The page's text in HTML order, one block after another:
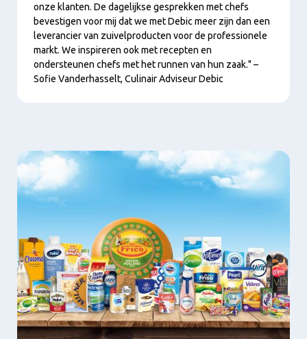
onze klanten. De dagelijkse gesprekken met chefs
bevestigen voor mij dat we met Debic meer zijn dan een
leverancier van zuivelproducten voor de professionele
markt. We inspireren ook met recepten en
ondersteunen chefs met het runnen van hun zaak." –
Sofie Vanderhasselt, Culinair Adviseur Debic